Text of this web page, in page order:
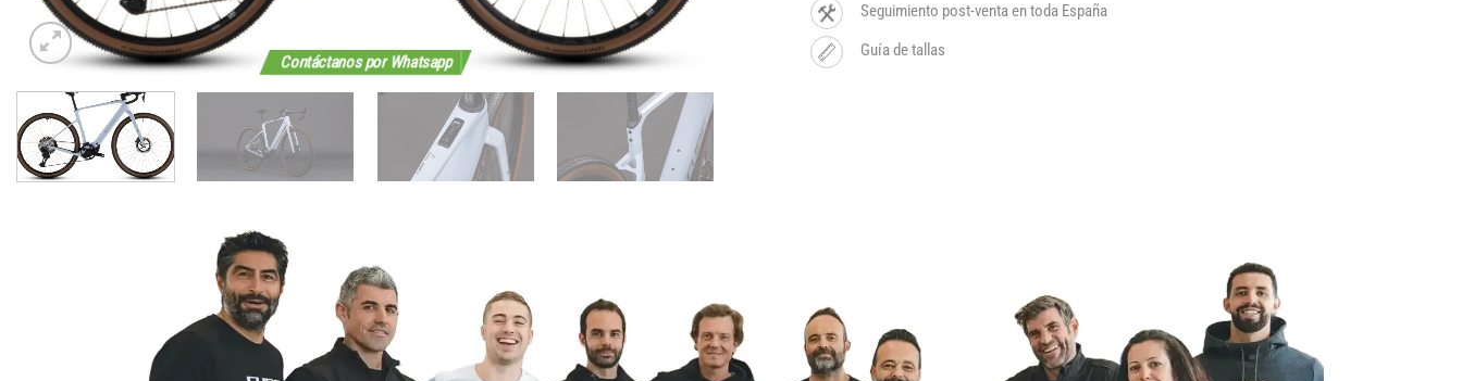
Contáctanos por Whatsapp
Seguimiento post-venta en toda España
Guía de tallas